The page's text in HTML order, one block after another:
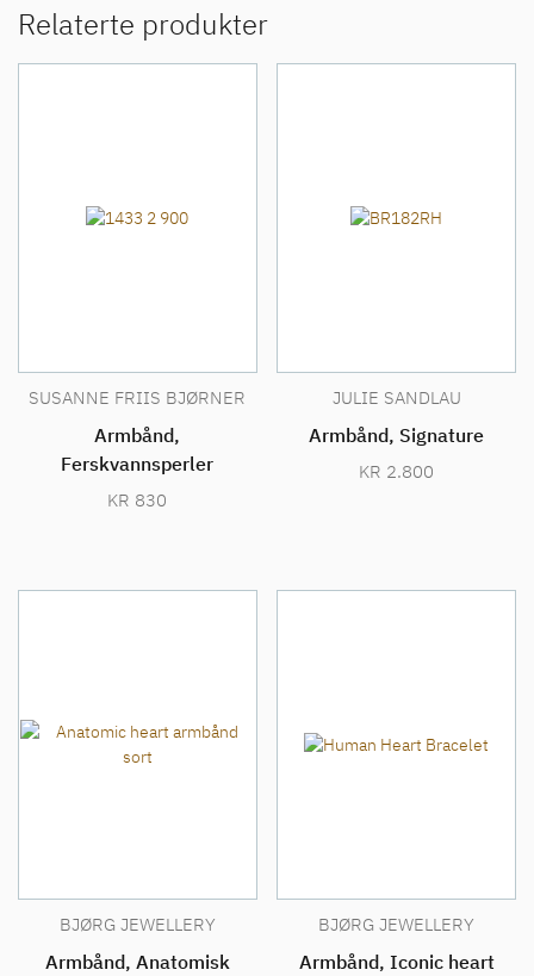
Relaterte produkter
SUSANNE FRIIS BJØRNER
Armbånd,
Ferskvannsperler
KR 830
JULIE SANDLAU
Armbånd, Signature
KR 2.800
BJØRG JEWELLERY
Armbånd, Anatomisk
BJØRG JEWELLERY
Armbånd, Iconic heart